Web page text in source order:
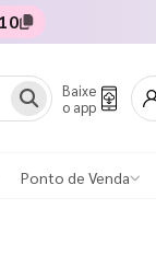
Baixe
o app
Ponto de Venda